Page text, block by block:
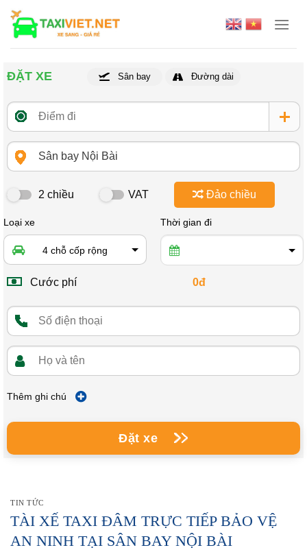
Skip
content
ĐẶT XE Sân bay Đường dài
2 chiều VAT Đảo chiều
Loại xe
4 chỗ cốp rộng
Thời gian đi
Cước phí 0đ
Thêm ghi chú
Đặt xe
TIN TỨC
TÀI XẾ TAXI ĐÂM TRỰC TIẾP BẢO VỆ
AN NINH TẠI SÂN BAY NỘI BÀI